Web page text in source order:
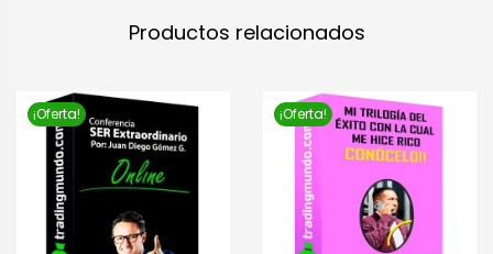
Productos relacionados
¡Oferta! ¡Oferta!